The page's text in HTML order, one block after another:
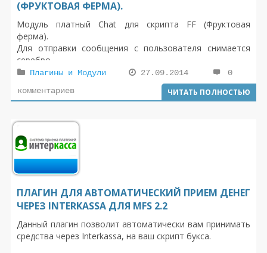
(ФРУКТОВАЯ ФЕРМА).
Модуль платный Chat для скрипта FF (Фруктовая
ферма).
Для отправки сообщения с пользователя снимается
серебро.
Плагины и Модули 27.09.2014
0
комментариев
ЧИТАТЬ ПОЛНОСТЬЮ
ПЛАГИН ДЛЯ АВТОМАТИЧЕСКИЙ ПРИЕМ ДЕНЕГ
ЧЕРЕЗ INTERKASSA ДЛЯ MFS 2.2
Данный плагин позволит автоматически вам принимать
средства через Interkassa, на ваш скрипт букса.